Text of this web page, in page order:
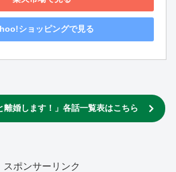
ショッピングで見る
離婚します！」各話一覧表はこちら
スポンサーリンク